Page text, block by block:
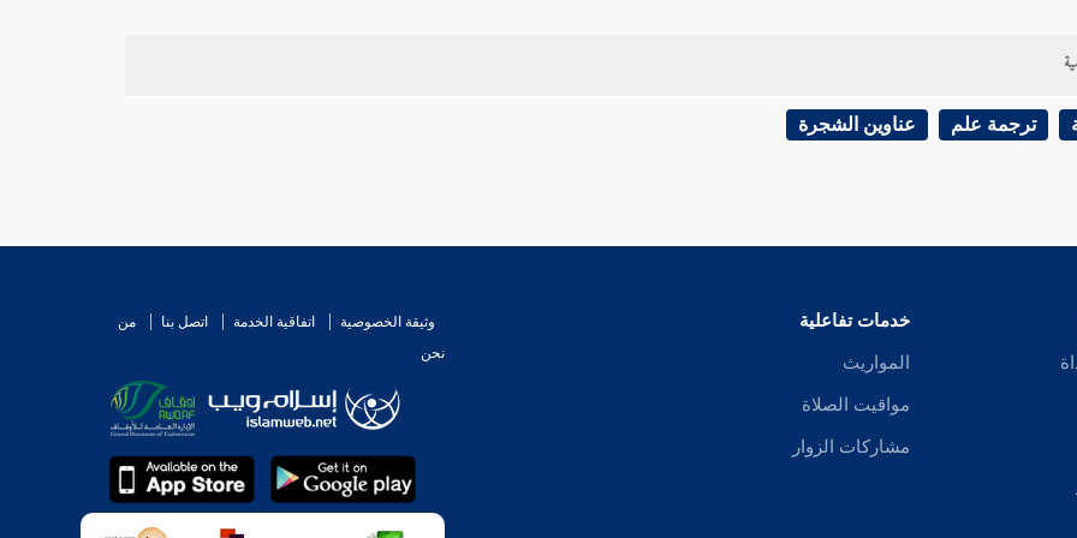
ترجمة علم عناوين الشجرة
خدمات تفاعلية
المواريث
مواقيت الصلاة
مشاركات الزوار
وثيقة الخصوصية اتفاقية الخدمة اتصل بنا
من
نحن